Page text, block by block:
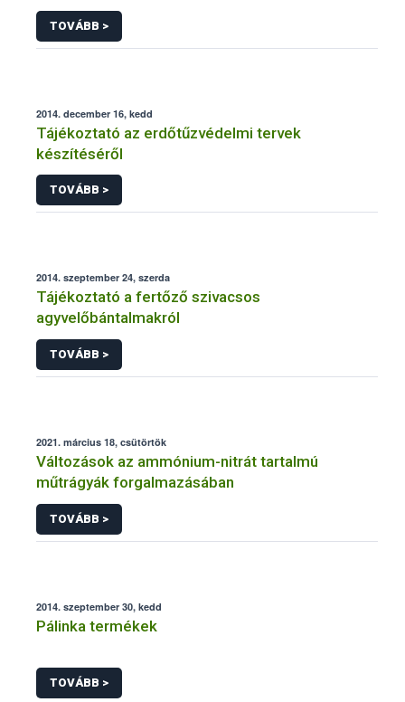
üzemeltetett élelmiszerlánc-felügyeleti
információs rendszerhez (FELIR) kapcsolódó
adatkezeléséhez
TOVÁBB >
2014. december 16, kedd
Tájékoztató az erdőtűzvédelmi tervek
készítéséről
TOVÁBB >
2014. szeptember 24, szerda
Tájékoztató a fertőző szivacsos
agyvelőbántalmakról
TOVÁBB >
2021. március 18, csütörtök
Változások az ammónium-nitrát tartalmú
műtrágyák forgalmazásában
TOVÁBB >
2014. szeptember 30, kedd
Pálinka termékek
TOVÁBB >